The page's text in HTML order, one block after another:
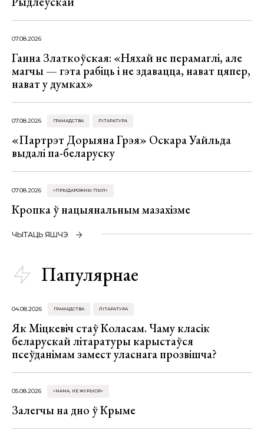
07.08.2026
Ганна Златкоўская: «Няхай не перамаглі, але
магчы — гэта рабіць і не здавацца, нават цяпер,
нават у думках»
07.08.2026 ГРАМАДСТВА ЛІТАРАТУРА
«Партрэт Дорыяна Грэя» Оскара Уайльда
выдалі па-беларуску
07.08.2026 «ПРЫДАРОЖНЫ ПЫЛ»
Кропка ў нацыянальным мазахізме
ЧЫТАЦЬ ЯШЧЭ
Папулярнае
04.08.2026 ГРАМАДСТВА ЛІТАРАТУРА
Як Міцкевіч стаў Коласам. Чаму класік
беларускай літаратуры карыстаўся
псеўданімам замест уласнага прозвішча?
05.08.2026 «МАМА, НЕ ЖУРЫСЯ!»
Залегчы на дно ў Крыме